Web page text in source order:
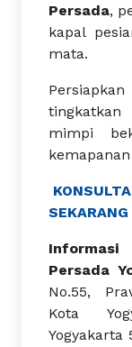
Persada,
kapal
mata.
mimpi
Persada
No.55,
Kota
Yogyakarta